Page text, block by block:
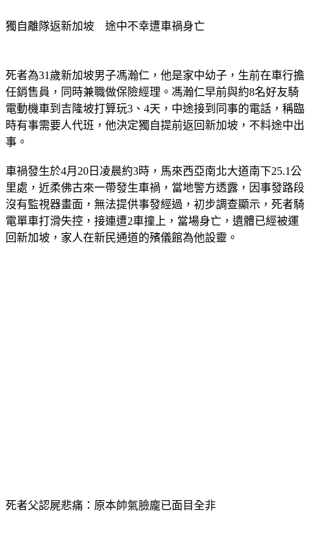
獨自離隊返新加坡　途中不幸遭車禍身亡
死者為31歲新加坡男子馮瀚仁，他是家中幼子，生前在車行擔
任銷售員，同時兼職做保險經理。馮瀚仁早前與約8名好友騎
電動機車到吉隆坡打算玩3、4天，中途接到同事的電話，稱臨
時有事需要人代班，他決定獨自提前返回新加坡，不料途中出
事。
車禍發生於4月20日凌晨約3時，馬來西亞南北大道南下25.1公
里處，近柔佛古來一帶發生車禍，當地警方透露，因事發路段
沒有監視器畫面，無法提供事發經過，初步調查顯示，死者騎
電單車打滑失控，接連遭2車撞上，當場身亡，遺體已經被運
回新加坡，家人在新民通道的殯儀館為他設靈。
死者父認屍悲痛：原本帥氣臉龐已面目全非